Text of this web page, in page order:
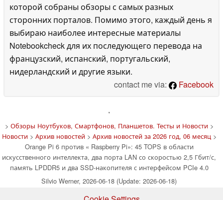
которой собраны обзоры с самых разных
сторонних порталов. Помимо этого, каждый день я
выбираю наиболее интересные материалы
Notebookcheck для их последующего перевода на
французский, испанский, португальский,
нидерландский и другие языки.
contact me via:
Facebook
'
> Обзоры Ноутбуков, Смартфонов, Планшетов. Тесты и Новости>
Новости> Архив новостей> Архив новостей за 2026 год, 06 месяц>
Orange Pi 6 против « Raspberry Pi»: 45 TOPS в области
искусственного интеллекта, два порта LAN со скоростью 2,5 Гбит/с,
память LPDDR5 и два SSD-накопителя с интерфейсом PCIe 4.0
Silvio Werner, 2026-06-18 (Update: 2026-06-18)